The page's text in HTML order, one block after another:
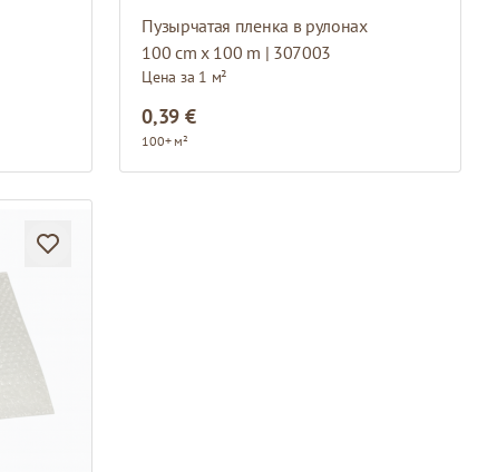
Пузырчатая пленка в рулонах
100 cm x 100 m | 307003
Цена за 1 м²
0,39 €
100+ м²